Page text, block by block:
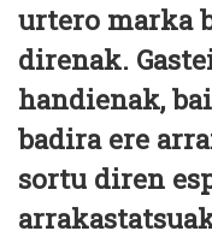
urtero marka
direnak.
handienak,
badira ere
sortu diren